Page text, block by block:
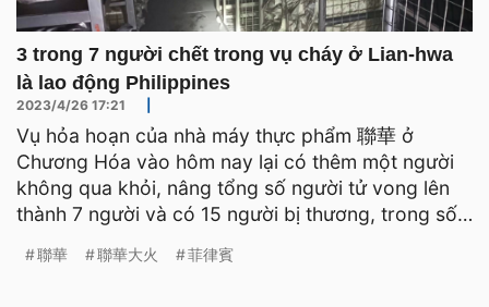
3 trong 7 người chết trong vụ cháy ở Lian-hwa
là lao động Philippines
2023/4/26 17:21
Vụ hỏa hoạn của nhà máy thực phẩm 聯華 ở
Chương Hóa vào hôm nay lại có thêm một người
không qua khỏi, nâng tổng số người tử vong lên
thành 7 người và có 15 người bị thương, trong số
聯華 聯華大火 菲律賓